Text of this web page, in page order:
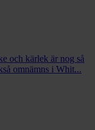
och kärlek är nog så
omnämns i Whit...